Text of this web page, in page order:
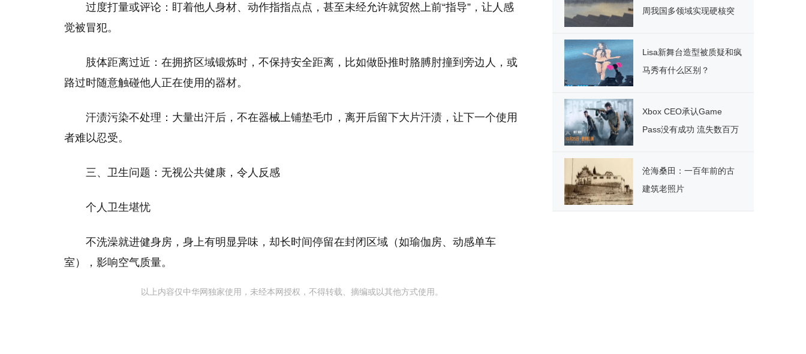
过度打量或评论：盯着他人身材、动作指指点点，甚至未经允许就贸然上前“指导”，让人感
觉被冒犯。
肢体距离过近：在拥挤区域锻炼时，不保持安全距离，比如做卧推时胳膊肘撞到旁边人，或
路过时随意触碰他人正在使用的器材。
汗渍污染不处理：大量出汗后，不在器械上铺垫毛巾，离开后留下大片汗渍，让下一个使用
者难以忍受。
三、卫生问题：无视公共健康，令人反感
个人卫生堪忧
不洗澡就进健身房，身上有明显异味，却长时间停留在封闭区域（如瑜伽房、动感单车
室），影响空气质量。
以上内容仅中华网独家使用，未经本网授权，不得转载、摘编或以其他方式使用。
周我国多领域实现硬核突
Lisa新舞台造型被质疑和疯
马秀有什么区别？
Xbox CEO承认Game
Pass没有成功 流失数百万
沧海桑田：一百年前的古
建筑老照片